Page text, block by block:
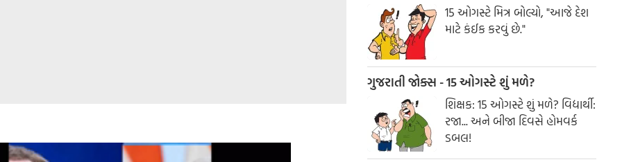
15 ઓગસ્ટે મિત્ર બોલ્યો, "આજે દેશ
માટે કંઈક કરવું છે."
ગુજરાતી જોક્સ - 15 ઓગસ્ટે શું મળે?
શિક્ષક: 15 ઓગસ્ટે શું મળે? વિદ્યાર્થી:
રજા... અને બીજા દિવસે હોમવર્ક
ડબલ!